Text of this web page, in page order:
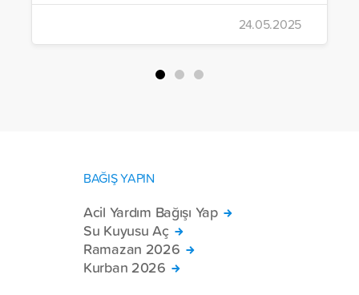
ve sivil toplum kuruluşu temsilcileri
tarafından 3 farklı oturumda “Terörsüz
Türkiye” sürecine ilişkin görüş ve
öneriler paylaşıldı.
24.05.2025
BAĞIŞ YAPIN
Acil Yardım Bağışı Yap
Su Kuyusu Aç
Ramazan 2026
Kurban 2026